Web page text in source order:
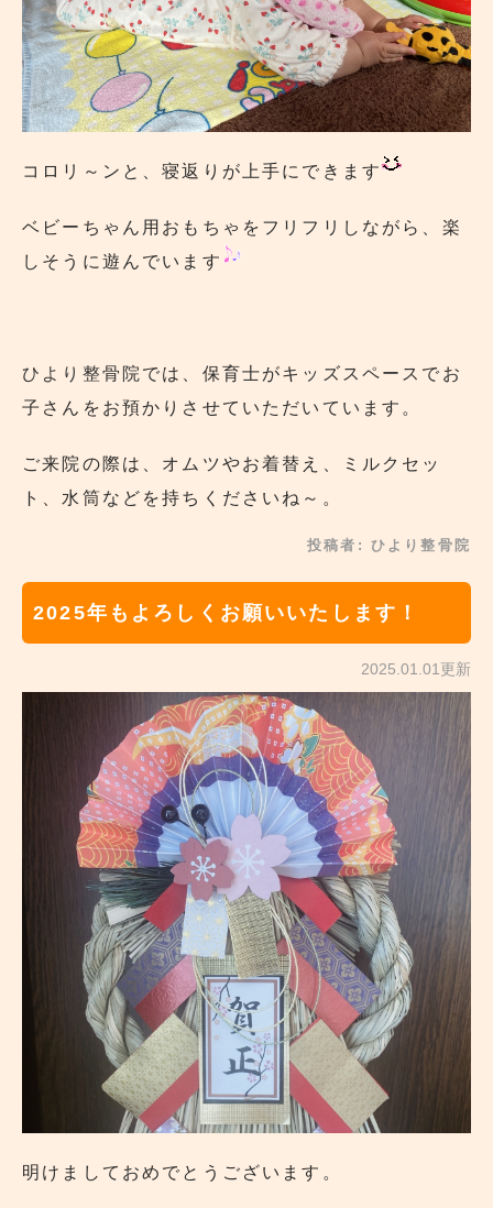
コロリ～ンと、寝返りが上手にできます
ベビーちゃん用おもちゃをフリフリしながら、楽
しそうに遊んでいます
ひより整骨院 では、保育士がキッズスペースでお
子さんをお預かりさせていただいています。
ご来院の際は、オムツやお着替え、ミルクセッ
ト、水筒などを持ちくださいね～。
投稿者: ひより整骨院
2025年もよろしくお願いいたします！
2025.01.01更新
明けましておめでとうございます。